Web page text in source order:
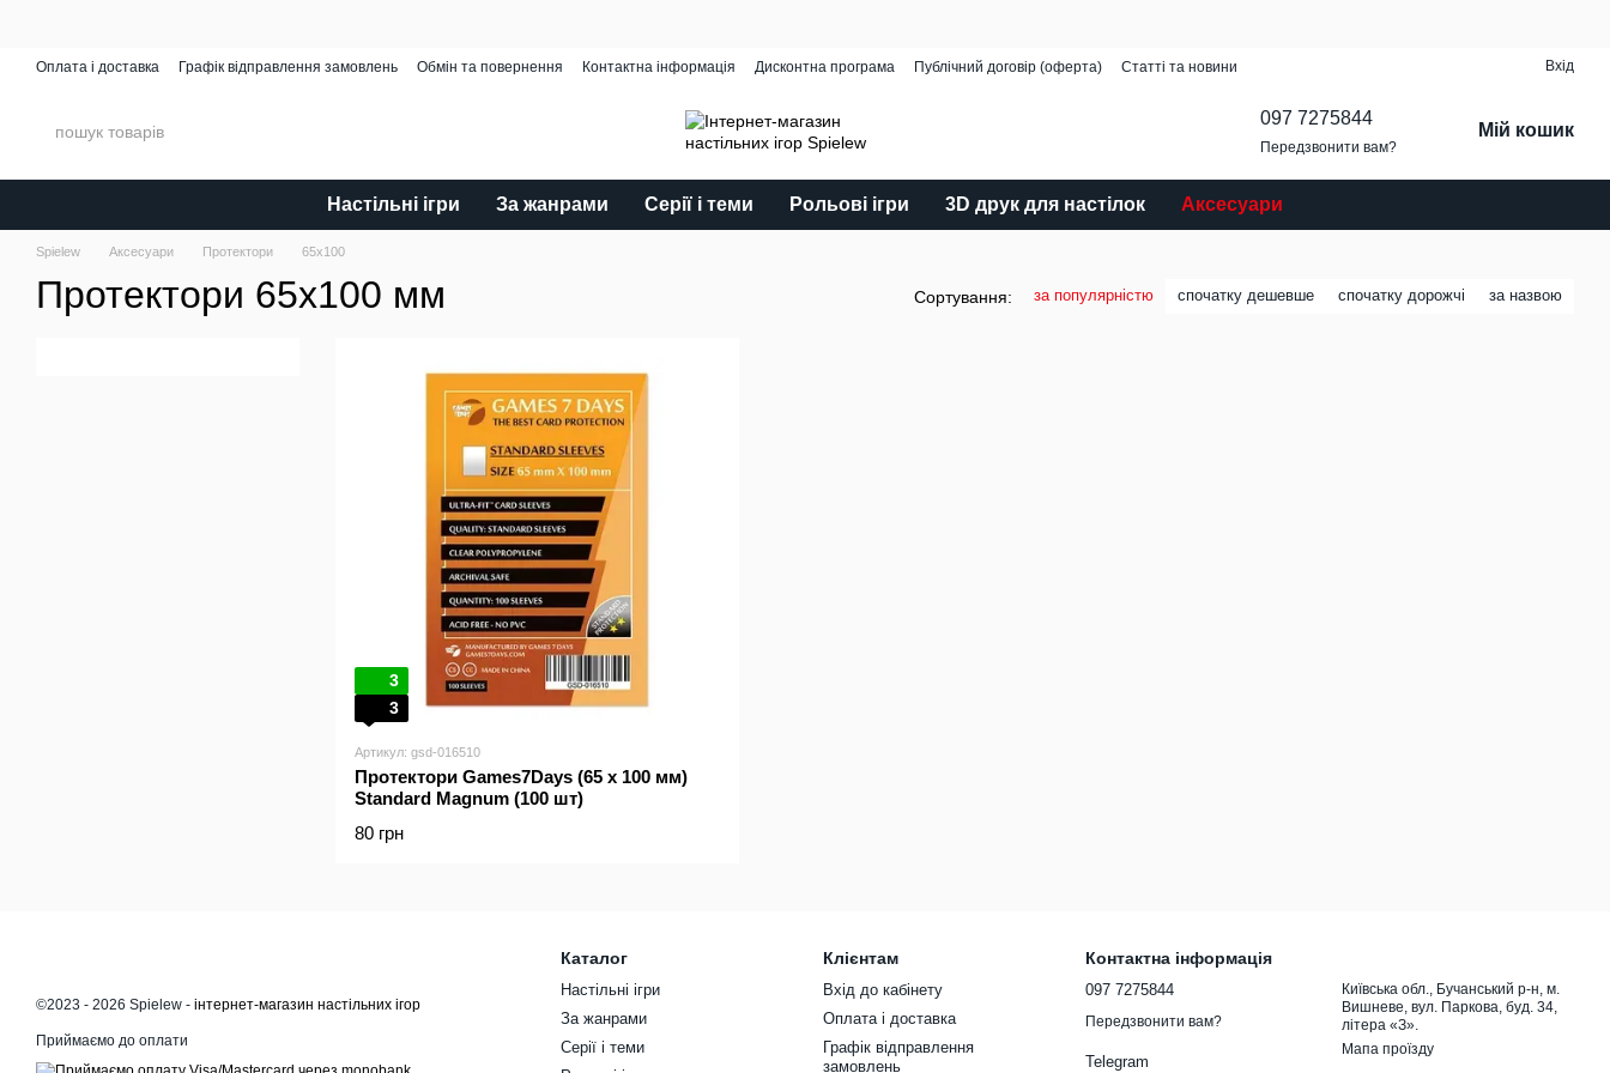
Оплата і доставка Графік відправлення замовлень Обмін та повернення Контактна інформація Дисконтна програма Публічний договір (оферта)
Статті та новини
Вхід
097 7275844
Передзвонити вам?
Мій кошик
Настільні ігри За жанрами Серії і теми Рольові ігри 3D друк для настілок Аксесуари
Spielew Аксесуари Протектори 65x100
Протектори 65x100 мм Сортування: за популярністю спочатку дешевше спочатку дорожчі за назвою
3
3
Артикул: gsd-016510
Протектори Games7Days (65 x 100 мм)
Standard Magnum (100 шт)
80 грн
©2023 - 2026 Spielew - інтернет-магазин настільних ігор
Приймаємо до оплати
Каталог
Настільні ігри
За жанрами
Серії і теми
Клієнтам
Вхід до кабінету
Оплата і доставка
Графік відправлення
замовлень
Контактна інформація
097 7275844
Передзвонити вам?
Telegram
Київська обл., Бучанський р-н, м.
Вишневе, вул. Паркова, буд. 34,
літера «З».
Мапа проїзду